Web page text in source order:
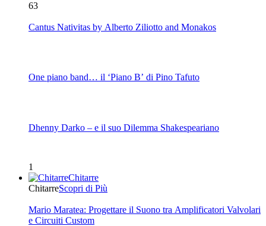
63
Cantus Nativitas by Alberto Ziliotto and Monakos
One piano band… il ‘Piano B’ di Pino Tafuto
Dhenny Darko – e il suo Dilemma Shakespeariano
1
Chitarre
ChitarreScopri di Più
Mario Maratea: Progettare il Suono tra Amplificatori Valvolari
e Circuiti Custom